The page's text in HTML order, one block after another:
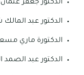
الدكتور جعفر
الدكتور عبد
الدكتورة ماري
الدكتور عبد